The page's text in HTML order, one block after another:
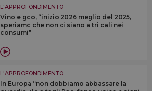
L'APPROFONDIMENTO
Vino e gdo, “inizio 2026 meglio del 2025,
speriamo che non ci siano altri cali nei
consumi”
L'APPROFONDIMENTO
In Europa “non dobbiamo abbassare la